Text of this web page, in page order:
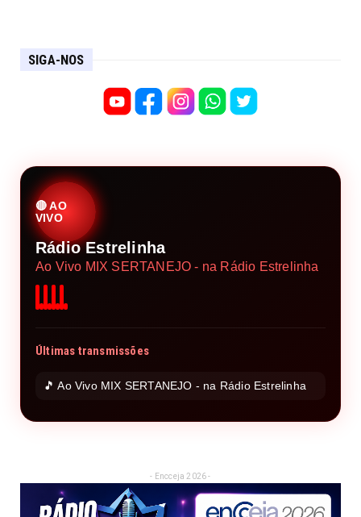
SIGA-NOS
🔴 AO
VIVO
Rádio Estrelinha
Ao Vivo MIX SERTANEJO - na Rádio Estrelinha
Últimas transmissões
🎵 Ao Vivo MIX SERTANEJO - na Rádio Estrelinha
- Encceja 2026 -